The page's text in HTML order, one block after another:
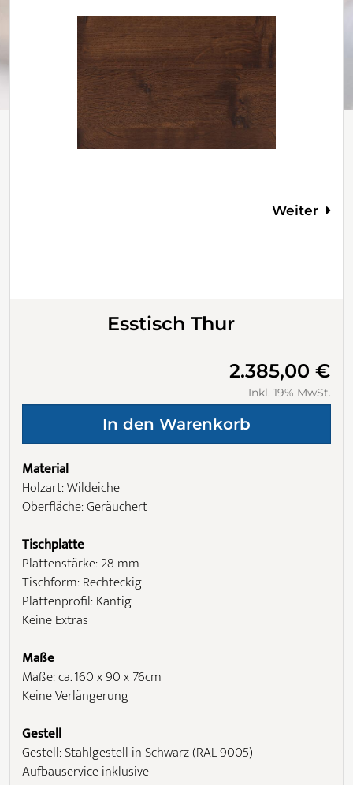
Weiter
Esstisch Thur
2.385,00 €
Inkl. 19% MwSt.
Material
Holzart: Wildeiche
Oberfläche: Geräuchert
Tischplatte
Plattenstärke: 28 mm
Tischform: Rechteckig
Plattenprofil: Kantig
Keine Extras
Maße
Maße: ca. 160 x 90 x 76cm
Keine Verlängerung
Gestell
Gestell: Stahlgestell in Schwarz (RAL 9005)
Aufbauservice inklusive